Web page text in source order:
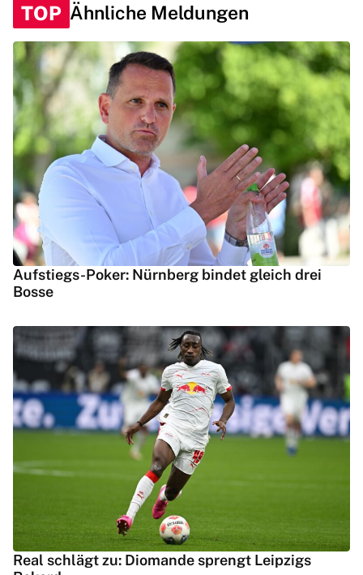
TOP Ähnliche Meldungen
Aufstiegs-Poker: Nürnberg bindet gleich drei
Bosse
Real schlägt zu: Diomande sprengt Leipzigs